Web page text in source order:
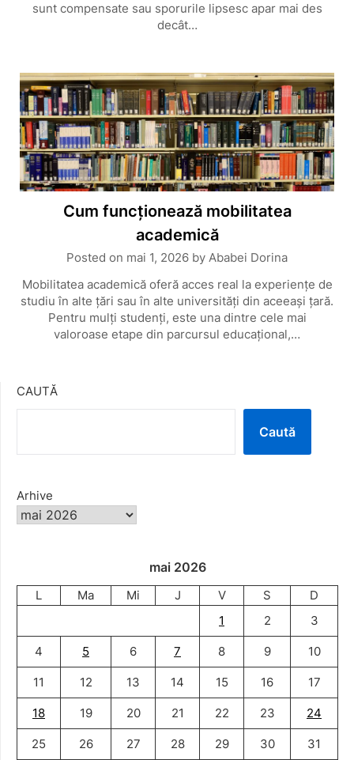
sunt compensate sau sporurile lipsesc apar mai des
decât…
Cum funcționează mobilitatea
academică
Posted on mai 1, 2026 by Ababei Dorina
Mobilitatea academică oferă acces real la experiențe de
studiu în alte țări sau în alte universități din aceeași țară.
Pentru mulți studenți, este una dintre cele mai
valoroase etape din parcursul educațional,…
CAUTĂ
Caută
Arhive
mai 2026
L Ma Mi J V S
D
1
2 3
4 5 6 7 8 9 10
11 12 13 14 15 16 17
18 19 20 21 22 23 24
25 26 27 28 29 30 31